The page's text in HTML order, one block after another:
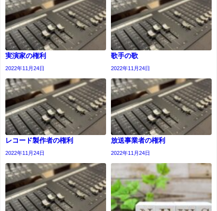
実演家の権利
2022年11月24日
歌手の歌
2022年11月24日
レコード製作者の権利
2022年11月24日
放送事業者の権利
2022年11月24日